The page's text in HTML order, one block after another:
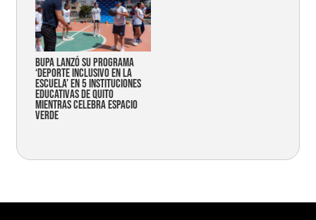
Bupa lanzó su programa
‘Deporte Inclusivo en la
Escuela’ en 5 instituciones
educativas de Quito
mientras celebra espacio
verde